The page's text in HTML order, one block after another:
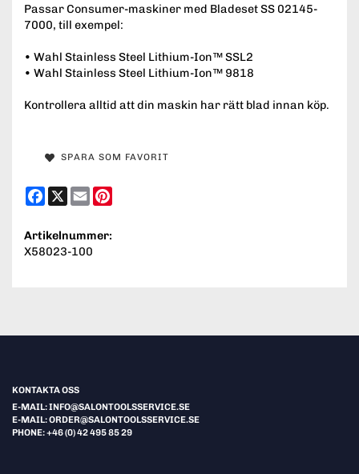
Passar Consumer-maskiner med Bladeset SS 02145-
7000, till exempel:
• Wahl Stainless Steel Lithium-Ion™ SSL2
• Wahl Stainless Steel Lithium-Ion™ 9818
Kontrollera alltid att din maskin har rätt blad innan köp.
SPARA SOM FAVORIT
Facebook
X Email
Artikelnummer:
X58023-100
KONTAKTA OSS
E-MAIL: INFO@SALONTOOLSSERVICE.SE
E-MAIL: ORDER@SALONTOOLSSERVICE.SE
PHONE: +46 (0) 42 495 85 29